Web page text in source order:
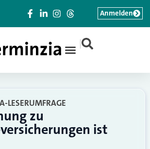
|
Anmelden
LESERUMFRAGE
zu
ist